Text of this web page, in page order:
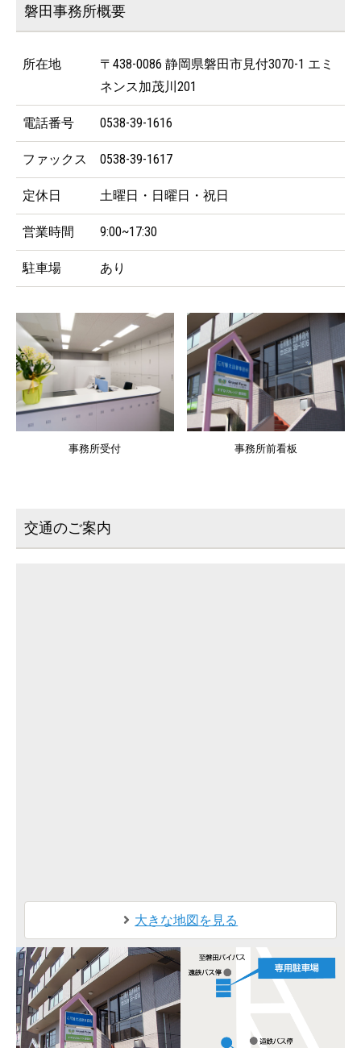
磐田事務所概要
所在地
〒438-0086 静岡県磐田市見付3070-1 エミ
ネンス加茂川201
電話番号 0538-39-1616
ファックス 0538-39-1617
定休日 土曜日・日曜日・祝日
営業時間 9:00~17:30
駐車場 あり
事務所受付 事務所前看板
交通のご案内
大きな地図を見る